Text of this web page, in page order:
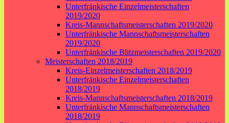
Unterfränkische Einzelmeisterschaften
2019/2020
Kreis-Mannschaftsmeisterschaften 2019/2020
Unterfränkische Mannschaftsmeisterschaften
2019/2020
Unterfränkische Blitzmeisterschaften 2019/2020
Meisterschaften 2018/2019
Kreis-Einzelmeisterschaften 2018/2019
Unterfränkische Einzelmeisterschaften
2018/2019
Kreis-Mannschaftsmeisterschaften 2018/2019
Unterfränkische Mannschaftsmeisterschaften
2018/2019